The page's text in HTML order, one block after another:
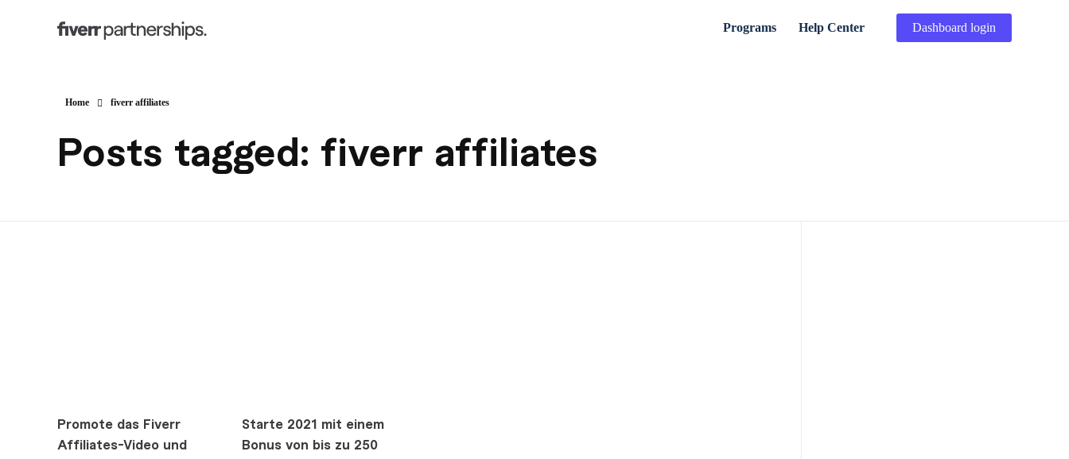
Programs Help Center Dashboard login
Home fiverr affiliates
Posts tagged: fiverr affiliates
Promote das Fiverr
Affiliates-Video und
Starte 2021 mit einem
Bonus von bis zu 250